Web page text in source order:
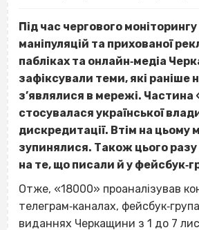
Під час чергового
маніпуляцій та прихованої
пабліках та онлайн‐медіа
зафіксували теми, які раніше
з’являлися в мережі. Частина
стосувалася української
дискредитації. Втім на цьому
зупинялися. Також цього разу
на те, що писали й у
Отже, «18000» проаналізував
телеграм‐каналах,
виданнях Черкащини з 1 до 7